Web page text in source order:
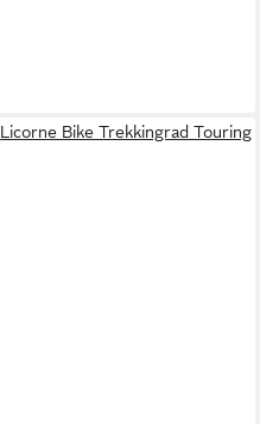
Licorne Bike Trekkingrad Touring